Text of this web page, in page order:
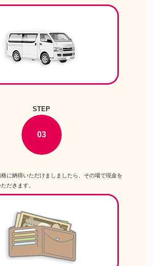
STEP
03
に納得いただけましましたら、その場で現金を
だきます。